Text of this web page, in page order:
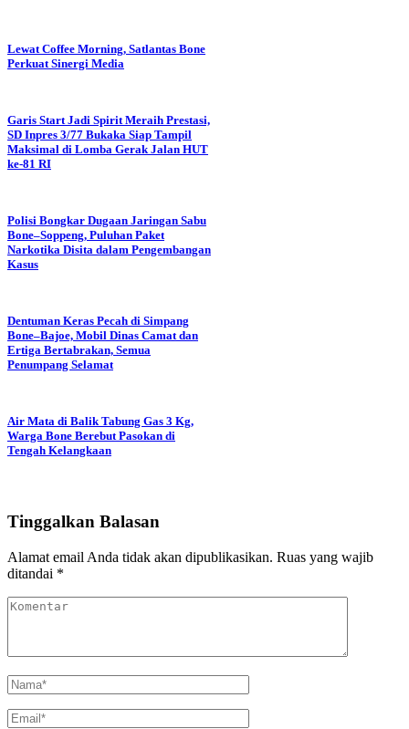
Lewat Coffee Morning, Satlantas Bone
Perkuat Sinergi Media
Garis Start Jadi Spirit Meraih Prestasi,
SD Inpres 3/77 Bukaka Siap Tampil
Maksimal di Lomba Gerak Jalan HUT
ke-81 RI
Polisi Bongkar Dugaan Jaringan Sabu
Bone–Soppeng, Puluhan Paket
Narkotika Disita dalam Pengembangan
Kasus
Dentuman Keras Pecah di Simpang
Bone–Bajoe, Mobil Dinas Camat dan
Ertiga Bertabrakan, Semua
Penumpang Selamat
Air Mata di Balik Tabung Gas 3 Kg,
Warga Bone Berebut Pasokan di
Tengah Kelangkaan
Tinggalkan Balasan
Alamat email Anda tidak akan dipublikasikan. Ruas yang wajib
ditandai *